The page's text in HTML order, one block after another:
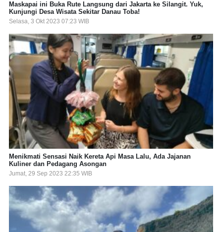
Maskapai ini Buka Rute Langsung dari Jakarta ke Silangit. Yuk,
Kunjungi Desa Wisata Sekitar Danau Toba!
Selasa, 3 Okt 2023 07:23 WIB
Menikmati Sensasi Naik Kereta Api Masa Lalu, Ada Jajanan
Kuliner dan Pedagang Asongan
Jumat, 29 Sep 2023 22:35 WIB